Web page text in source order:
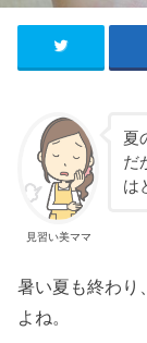
見習い美ママ
夏
だ
は
暑い夏も終わり
よね。